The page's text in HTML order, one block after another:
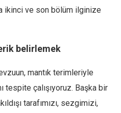
ikinci ve son bölüm ilginize
belirlemek
mantık terimleriyle
tespite çalışıyoruz. Başka bir
tarafımızı, sezgimizi,